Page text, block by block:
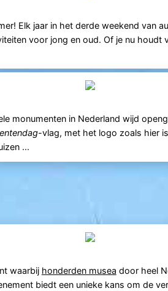
Elk jaar in het derde weekend van
voor jong en oud. Of je nu houdt
monumenten in Nederland wijd
-vlag, met het logo zoals hier
...
waarbij honderden musea door heel
biedt een unieke kans om de